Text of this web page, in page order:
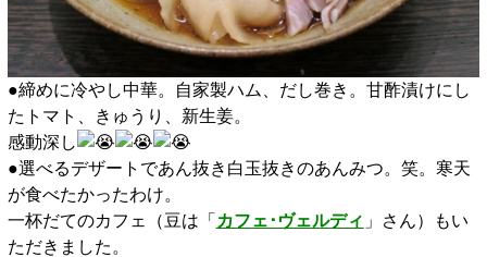
●締めに冷やし中華。自家製ハム、だし巻き。甘酢漬けにし
たトマト、きゅうり、新生姜。
感動深し
●選べるデザートであん抜き白玉抜きのあんみつ。笑。寒天
が食べたかったわけ。
一杯だてのカフェ（豆は「 カフェ･ヴェルディ 」さん）もい
ただきました。